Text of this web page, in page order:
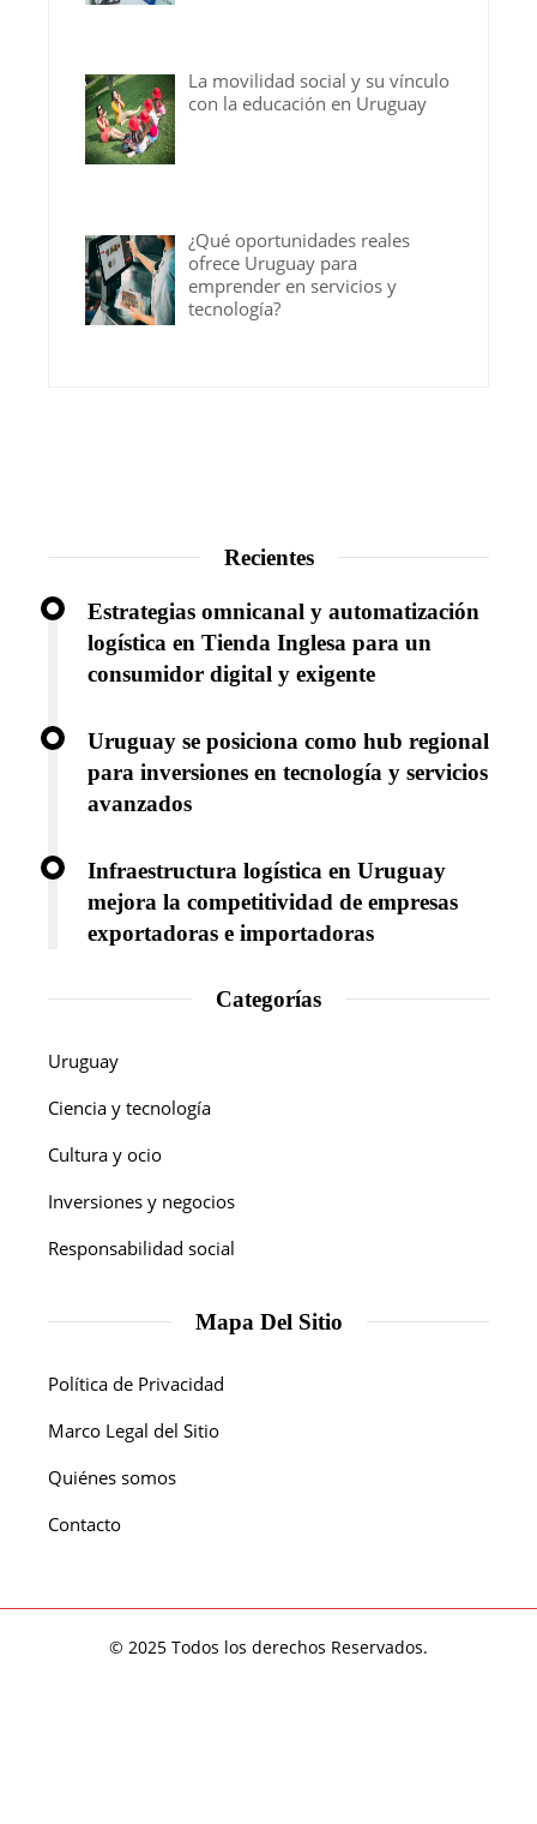
La movilidad social y su vínculo
con la educación en Uruguay
¿Qué oportunidades reales
ofrece Uruguay para
emprender en servicios y
tecnología?
Recientes
Estrategias omnicanal y automatización
logística en Tienda Inglesa para un
consumidor digital y exigente
Uruguay se posiciona como hub regional
para inversiones en tecnología y servicios
avanzados
Infraestructura logística en Uruguay
mejora la competitividad de empresas
exportadoras e importadoras
Categorías
Uruguay
Ciencia y tecnología
Cultura y ocio
Inversiones y negocios
Responsabilidad social
Mapa Del Sitio
Política de Privacidad
Marco Legal del Sitio
Quiénes somos
Contacto
© 2025 Todos los derechos Reservados.